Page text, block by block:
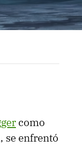
como
se enfrentó